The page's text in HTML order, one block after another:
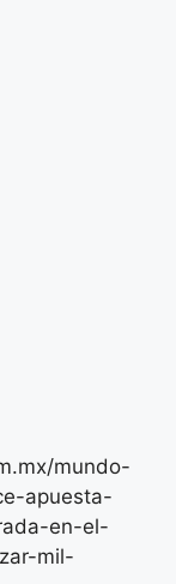
mundo-
apuesta-
en-el-
mil-